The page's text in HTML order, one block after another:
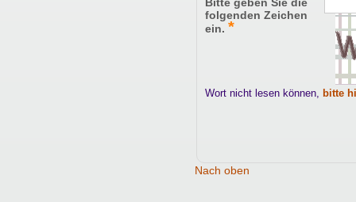
folgenden Zeichen
ein. *
Wort nicht lesen können, bitte
Nach oben